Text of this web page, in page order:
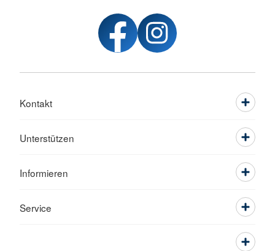
Kontakt
Unterstützen
Informieren
Service